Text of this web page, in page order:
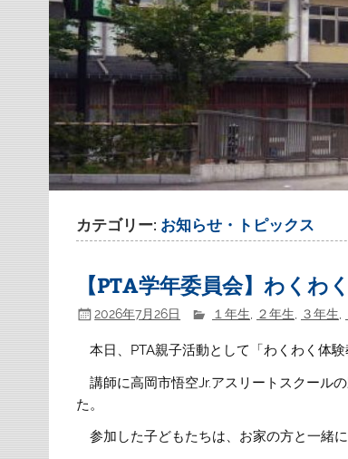
カテゴリー: お知らせ・トピックス
【PTA学年委員会】わくわ
2026年7月26日 １年生 ２年生 ３年生
本日、PTA親子活動として「わくわく体験
講師に高岡市悟空Jr.アスリートスクール
た。
参加した子どもたちは、お家の方と一緒